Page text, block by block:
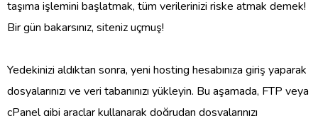
taşıma işlemini başlatmak, tüm verilerinizi riske atmak demek!
Bir gün bakarsınız, siteniz uçmuş!
Yedekinizi aldıktan sonra, yeni hosting hesabınıza giriş yaparak
dosyalarınızı ve veri tabanınızı yükleyin. Bu aşamada, FTP veya
cPanel gibi araçlar kullanarak doğrudan dosyalarınızı